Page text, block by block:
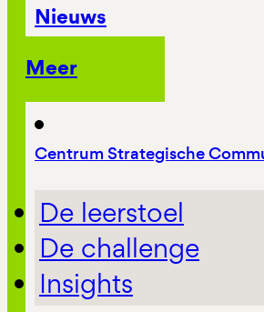
Nieuws
Meer
Centrum Strategische
De leerstoel
De challenge
Insights